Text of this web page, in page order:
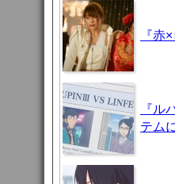
『赤
『ル
テム